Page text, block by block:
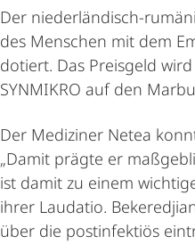
Der niederländisch-
des Menschen mit dem
dotiert. Das Preisgeld
SYNMIKRO auf den
Der Mediziner Netea
„Damit prägte er
ist damit zu einem
ihrer Laudatio.
über die postinfektiös